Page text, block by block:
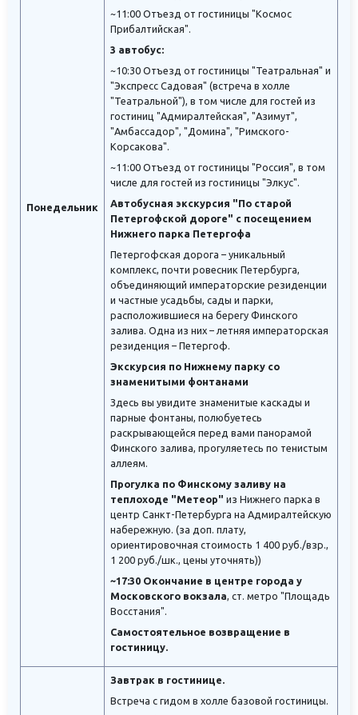
Понедельник
~11:00 Отъезд от гостиницы "Космос
Прибалтийская".
3 автобус:
~10:30 Отъезд от гостиницы "Театральная" и
"Экспресс Садовая" (встреча в холле
"Театральной"), в том числе для гостей из
гостиниц "Адмиралтейская", "Азимут",
"Амбассадор", "Домина", "Римского-
Корсакова".
~11:00 Отъезд от гостиницы "Россия", в том
числе для гостей из гостиницы "Элкус".
Автобусная экскурсия "По старой
Петергофской дороге" с посещением
Нижнего парка Петергофа
Петергофская дорога – уникальный
комплекс, почти ровесник Петербурга,
объединяющий императорские резиденции
и частные усадьбы, сады и парки,
расположившиеся на берегу Финского
залива. Одна из них – летняя императорская
резиденция – Петергоф.
Экскурсия по Нижнему парку со
знаменитыми фонтанами
Здесь вы увидите знаменитые каскады и
парные фонтаны, полюбуетесь
раскрывающейся перед вами панорамой
Финского залива, прогуляетесь по тенистым
аллеям.
Прогулка по Финскому заливу на
теплоходе "Метеор" из Нижнего парка в
центр Санкт-Петербурга на Адмиралтейскую
набережную. (за доп. плату,
ориентировочная стоимость 1 400 руб./взр.,
1 200 руб./шк., цены уточнять))
~17:30 Окончание в центре города у
Московского вокзала, ст. метро "Площадь
Восстания".
Самостоятельное возвращение в
гостиницу.
Завтрак в гостинице.
Встреча с гидом в холле базовой гостиницы.